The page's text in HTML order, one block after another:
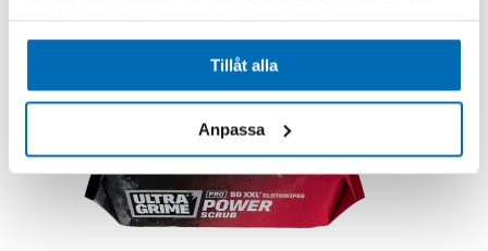
Tillåt alla
Anpassa